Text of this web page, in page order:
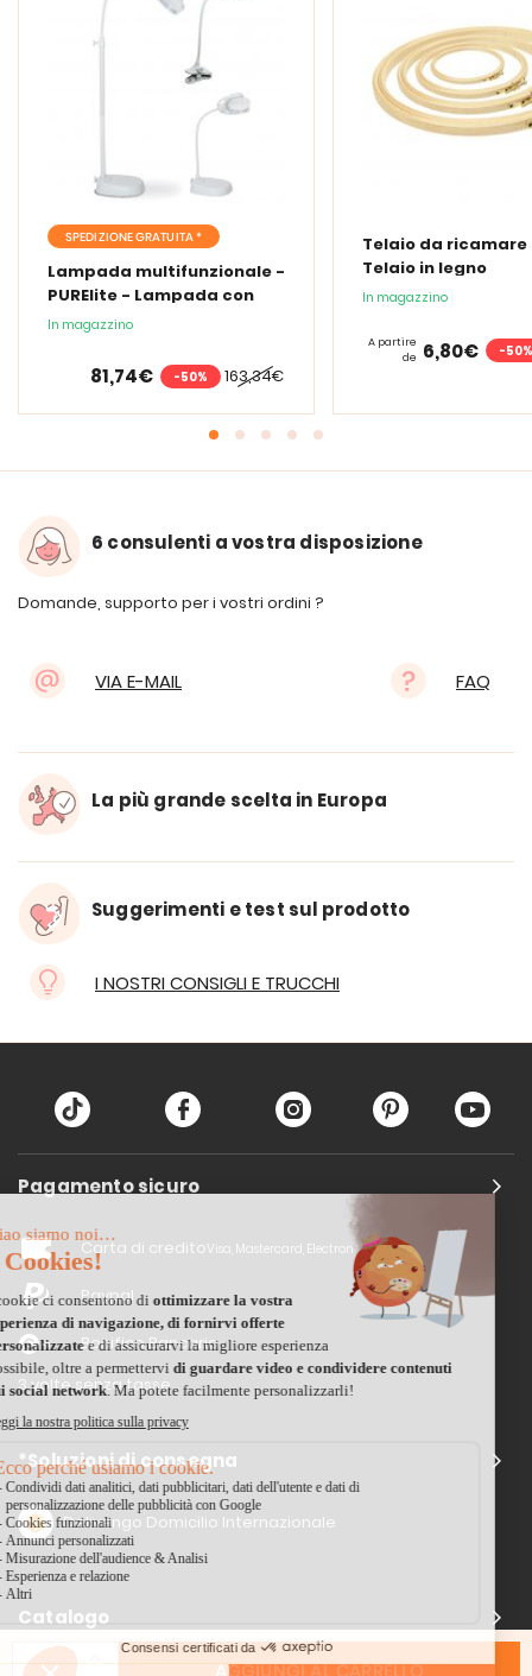
AGGIUNGI AL CARRELLO
SPEDIZIONE GRATUITA *
Lampada multifunzionale -
PURElite - Lampada con
lente d'ingrandimento
In magazzino
163,34€
81,74€ -50%
Telaio da ricamare
Telaio in legno
In magazzino
A partire
de 6,80€ -50%
6 consulenti a vostra disposizione
Domande, supporto per i vostri ordini ?
VIA E-MAIL FAQ
La più grande scelta in Europa
Suggerimenti e test sul prodotto
I NOSTRI CONSIGLI E TRUCCHI
Pagamento sicuro
Carta di creditoVisa, Mastercard, Electron
Paypal
Bonifico Bancario
3 volte senza tasse
*Soluzioni di consegna
Delivengo Domicilio Internazionale
Catalogo